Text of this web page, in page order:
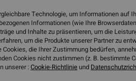
ECO-
Farbe
Technologie, um Informationen auf
Informationen (wie Ihre
und Inhalte zu präsentieren, um die
um die Produkte unserer Partner zu
die Ihrer Zustimmung bedürfen,
Cookies nicht zustimmen (z. B. bestimmte
unserer :Cookie-Richtlinie und